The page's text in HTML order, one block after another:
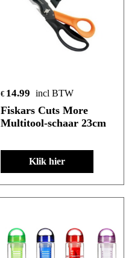
€ 14.99 incl BTW
Fiskars Cuts More
Multitool-schaar 23cm
Klik hier